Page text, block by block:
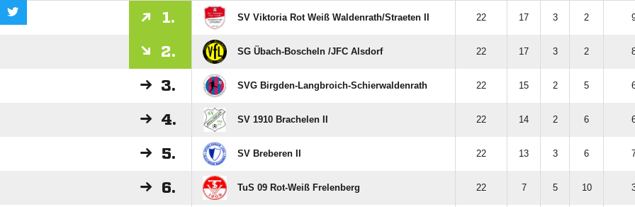
1. SV Viktoria Rot Weiß Waldenrath/​Straeten II 22 17 3 2
2. SG Übach-Boscheln /​JFC Alsdorf 22 17 3 2
3. SVG Birgden-Langbroich-Schierwaldenrath 22 15 2 5
4. SV 1910 Brachelen II 22 14 2 6
5. SV Breberen II 22 13 3 6
6. TuS 09 Rot-Weiß Frelenberg 22 7 5 10